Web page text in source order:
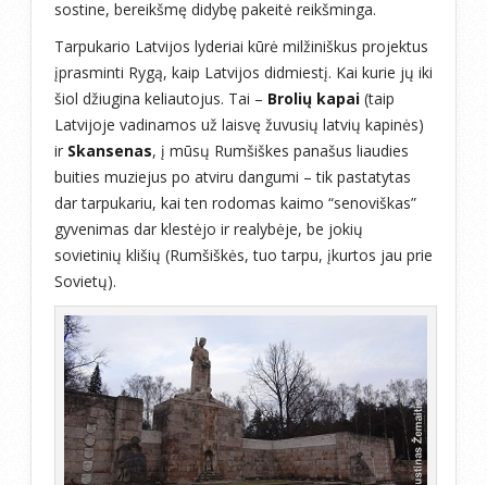
sostine, bereikšmę didybę pakeitė reikšminga.
Tarpukario Latvijos lyderiai kūrė milžiniškus projektus
įprasminti Rygą, kaip Latvijos didmiestį. Kai kurie jų iki
šiol džiugina keliautojus. Tai – Brolių kapai (taip
Latvijoje vadinamos už laisvę žuvusių latvių kapinės)
ir Skansenas, į mūsų Rumšiškes panašus liaudies
buities muziejus po atviru dangumi – tik pastatytas
dar tarpukariu, kai ten rodomas kaimo “senoviškas”
gyvenimas dar klestėjo ir realybėje, be jokių
sovietinių klišių (Rumšiškės, tuo tarpu, įkurtos jau prie
Sovietų).